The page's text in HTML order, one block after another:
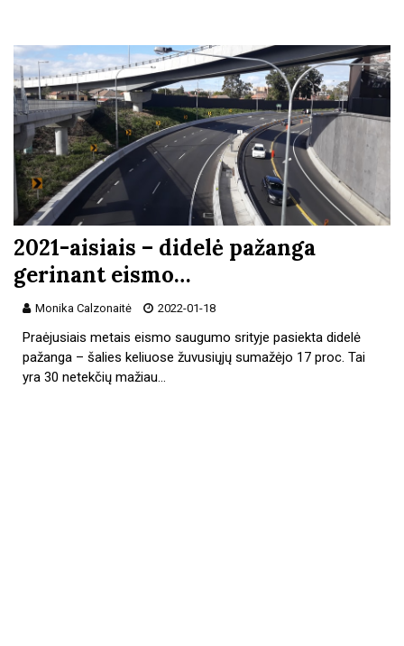
2021-aisiais – didelė pažanga
gerinant eismo…
Monika Calzonaitė 2022-01-18
Praėjusiais metais eismo saugumo srityje pasiekta didelė
pažanga – šalies keliuose žuvusiųjų sumažėjo 17 proc. Tai
yra 30 netekčių mažiau…